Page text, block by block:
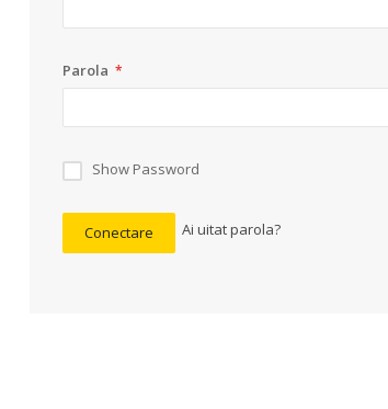
Parola
Show Password
Conectare Ai uitat parola?